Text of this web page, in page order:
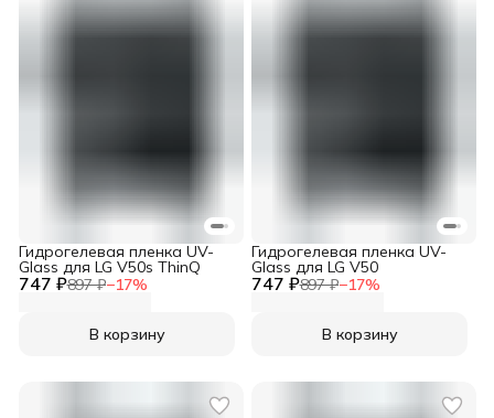
747 ₽897 ₽−17%
Гидрогелевая пленка UV-
Glass для LG V50s ThinQ
В корзину
747 ₽897 ₽−17%
Гидрогелевая пленка UV-
Glass для LG V50
В корзину